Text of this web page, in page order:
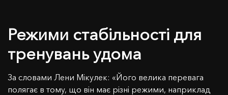
Режими стабільності для
тренувань удома
За словами Лени Мікулек: «Його велика перевага
полягає в тому, що він має різні режими, наприклад